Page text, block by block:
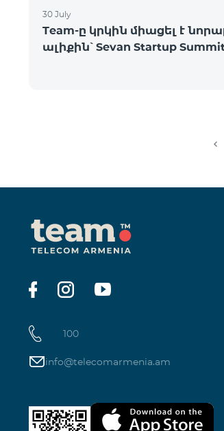
30 July
Team-ը կրկին միացել է
ալիքին՝ Sevan Startup
100
info@telecomarmenia.am